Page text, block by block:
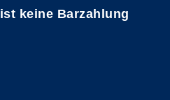
keine Barzahlung